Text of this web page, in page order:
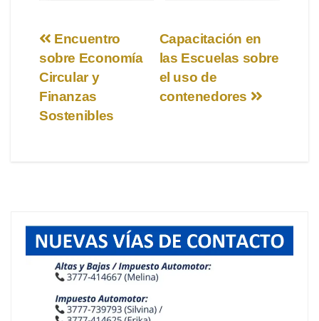
Navegación
de
entradas
Capacitación en
las Escuelas sobre
el uso de
contenedores
Encuentro
sobre Economía
Circular y
Finanzas
Sostenibles